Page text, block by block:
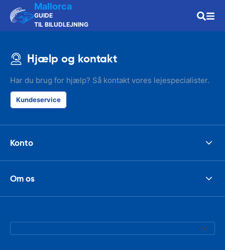
Mallorca
GUIDE
TIL BILUDLEJNING
Hjælp og kontakt
Har du brug for hjælp? Så kontakt vores lejespecialister.
Kundeservice
Konto
Om os